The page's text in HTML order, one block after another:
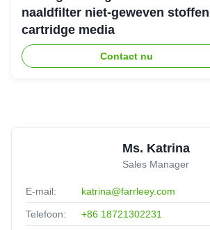
Amanda Wilson
United StatesMay 30.2025
Solved our dust challenge with a
naaldfilter niet-geweven stoffen
cartridge media
Contact nu
Ms. Katrina
Sales Manager
E-mail: katrina@farrleey.com
Telefoon: +86 18721302231